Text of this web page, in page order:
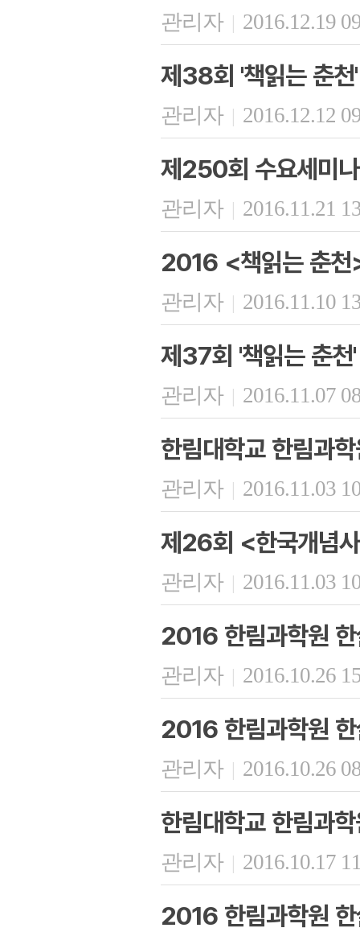
관리자 | 2016.12.19
제38회 '책읽는 춘천'
관리자 | 2016.12.12
제250회 수요세미나
관리자 | 2016.11.21
2016 <책읽는 춘천
관리자 | 2016.11.10
제37회 '책읽는 춘천'
관리자 | 2016.11.07
한림대학교 한림과
관리자 | 2016.11.03
제26회 <한국개념
관리자 | 2016.11.03
2016 한림과학원
관리자 | 2016.10.26
2016 한림과학원
관리자 | 2016.10.26
한림대학교 한림과
관리자 | 2016.10.17
2016 한림과학원